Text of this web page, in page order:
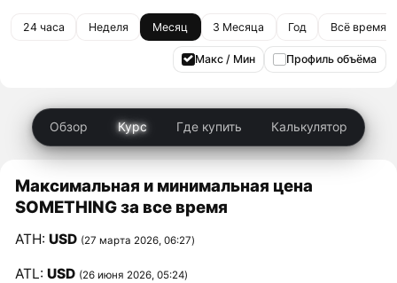
24 часа Неделя Месяц 3 Месяца Год Всё время
Макс / Мин Профиль объёма
Обзор Курс Где купить Калькулятор
Максимальная и минимальная цена
SOMETHING за все время
ATH:USD (27 марта 2026, 06:27)
ATL:USD (26 июня 2026, 05:24)